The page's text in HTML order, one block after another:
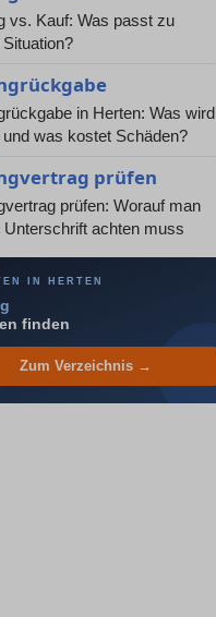
vs. Kauf: Was passt zu
in Herten: Was wird
und was kostet Schäden?
prüfen
prüfen: Worauf man
Unterschrift achten muss
IN HERTEN
finden
Zum Verzeichnis →